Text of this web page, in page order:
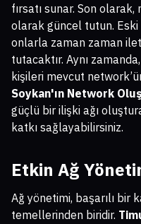
fırsatı sunar. Son
olarak güncel tutun. Eski
onlarla zaman zaman
tutacaktır. Aynı
kişileri mevcut
Soykan'ın Network
güçlü bir ilişki ağı
katkı sağlayabilirsiniz.
Etkin Ağ
Ağ yönetimi, başarılı bir
temellerinden biridir.